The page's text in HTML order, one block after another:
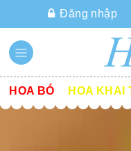
Đăng nhập
HOA BÓ HOA KHAI